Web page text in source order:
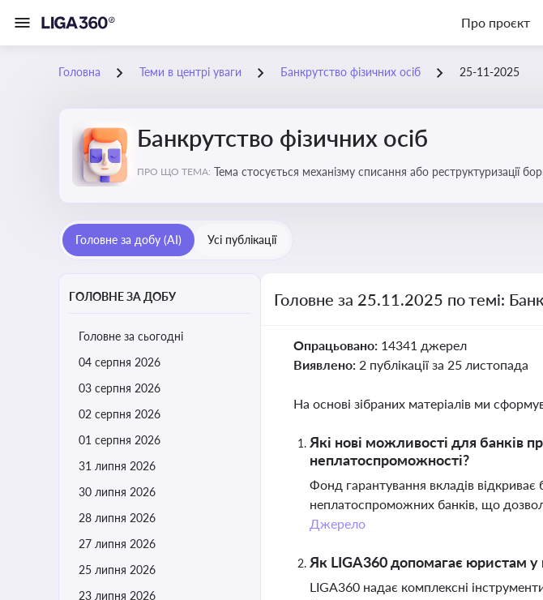
Про проєкт
Головна Теми в центрі уваги Банкрутство фізичних осіб 25-11-2025
Банкрутство фізичних осіб
ПРО ЩО ТЕМА: Тема стосується механізму списання або реструктуризації
Головне за добу (AI) Усі публікації
ГОЛОВНЕ ЗА ДОБУ
Головне за сьогодні
04 серпня 2026
03 серпня 2026
02 серпня 2026
01 серпня 2026
31 липня 2026
30 липня 2026
28 липня 2026
27 липня 2026
25 липня 2026
23 липня 2026
Головне за 25.11.2025 по темі:
Опрацьовано: 14341 джерел
Виявлено: 2 публікації за 25 листопада
На основі зібраних матеріалів ми
Які нові можливості для банків
неплатоспроможності?
Фонд гарантування вкладів відкриває
неплатоспроможних банків, що
Джерело
Як LIGA360 допомагає юристам у
LIGA360 надає комплексні